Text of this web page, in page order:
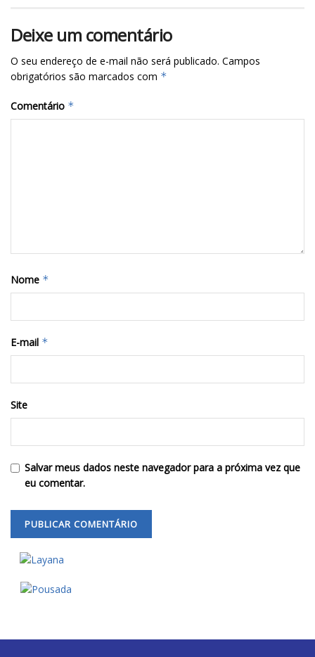
Deixe um comentário
O seu endereço de e-mail não será publicado. Campos
obrigatórios são marcados com *
Comentário *
Nome *
E-mail *
Site
Salvar meus dados neste navegador para a próxima vez que
eu comentar.